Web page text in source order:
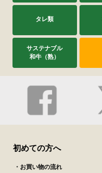
タレ類
サステナブル
和牛（熟）
初めての方へ
・お買い物の流れ